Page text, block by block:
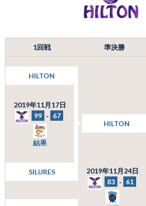
1回戦 準決勝
HILTON
2019年11月17日
99 - 67
結果
HILTON
2019年11月24日
83 - 61
SILURES